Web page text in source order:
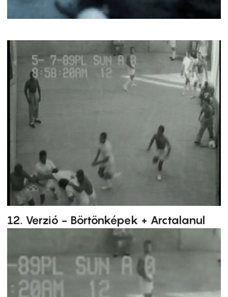
12. Verzió - Börtönképek + Arctalanul